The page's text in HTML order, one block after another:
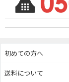
初めての方へ
送料について